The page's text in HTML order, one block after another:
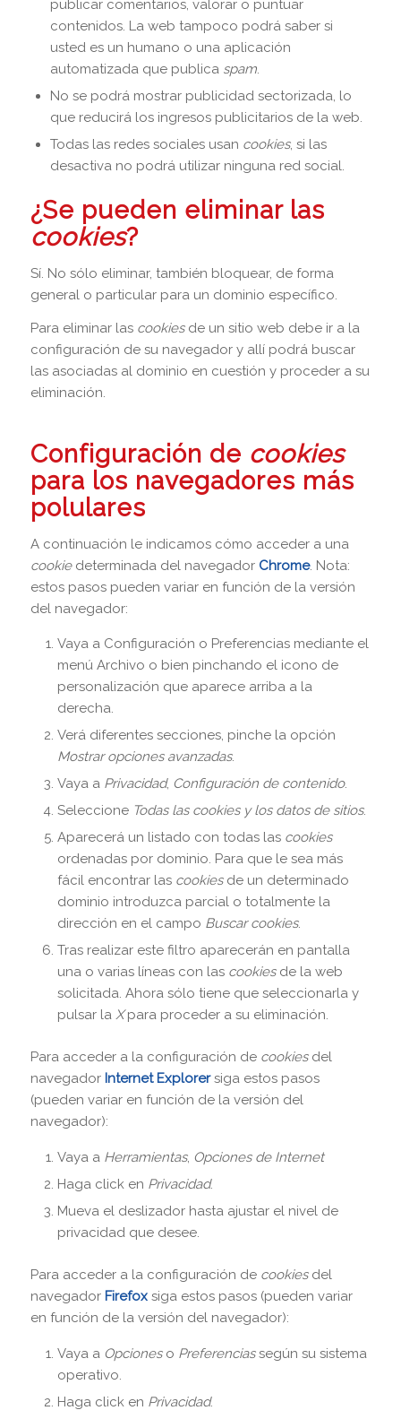
publicar comentarios, valorar o puntuar
contenidos. La web tampoco podrá saber si
usted es un humano o una aplicación
automatizada que publica spam.
No se podrá mostrar publicidad sectorizada, lo
que reducirá los ingresos publicitarios de la web.
Todas las redes sociales usan cookies, si las
desactiva no podrá utilizar ninguna red social.
¿Se pueden eliminar las
cookies?
Sí. No sólo eliminar, también bloquear, de forma
general o particular para un dominio específico.
Para eliminar las cookiesde un sitio web debe ir a la
configuración de su navegador y allí podrá buscar
las asociadas al dominio en cuestión y proceder a su
eliminación.
Configuración de cookies
para los navegadores más
polulares
A continuación le indicamos cómo acceder a una
cookiedeterminada del navegador Chrome. Nota:
estos pasos pueden variar en función de la versión
del navegador:
Vaya a Configuración o Preferencias mediante el
menú Archivo o bien pinchando el icono de
personalización que aparece arriba a la
derecha.
Verá diferentes secciones, pinche la opción
Mostrar opciones avanzadas.
Vaya a Privacidad, Configuración de contenido.
Seleccione Todas las cookiesy los datos de sitios.
Aparecerá un listado con todas las cookies
ordenadas por dominio. Para que le sea más
fácil encontrar las cookiesde un determinado
dominio introduzca parcial o totalmente la
dirección en el campo Buscar cookies.
Tras realizar este filtro aparecerán en pantalla
una o varias líneas con las cookiesde la web
solicitada. Ahora sólo tiene que seleccionarla y
pulsar la Xpara proceder a su eliminación.
Para acceder a la configuración de cookiesdel
navegador Internet Explorersiga estos pasos
(pueden variar en función de la versión del
navegador):
Vaya a Herramientas, Opciones de Internet
Haga click en Privacidad.
Mueva el deslizador hasta ajustar el nivel de
privacidad que desee.
Para acceder a la configuración de cookiesdel
navegador Firefoxsiga estos pasos (pueden variar
en función de la versión del navegador):
Vaya a Opcioneso Preferenciassegún su sistema
operativo.
Haga click en Privacidad.